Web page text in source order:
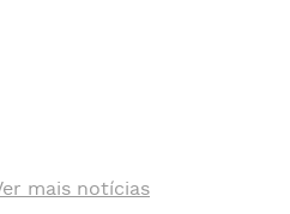
mais notícias